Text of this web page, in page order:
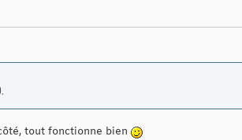
tout fonctionne bien